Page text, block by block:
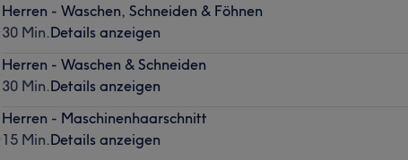
Herren - Waschen, Schneiden & Föhnen
30 Min.Details anzeigen
Herren - Waschen & Schneiden
30 Min.Details anzeigen
Herren - Maschinenhaarschnitt
15 Min.Details anzeigen